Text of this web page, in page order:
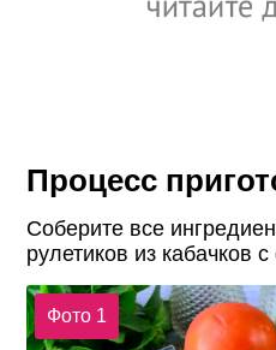
Процесс
Соберите все
рулетиков из кабачков
Фото 1